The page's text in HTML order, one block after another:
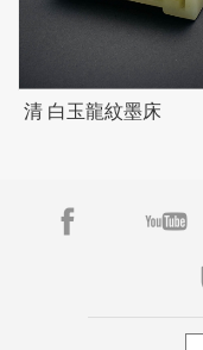
清 白玉龍紋墨床